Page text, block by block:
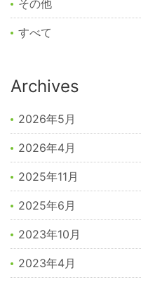
その他
すべて
Archives
2026年5月
2026年4月
2025年11月
2025年6月
2023年10月
2023年4月